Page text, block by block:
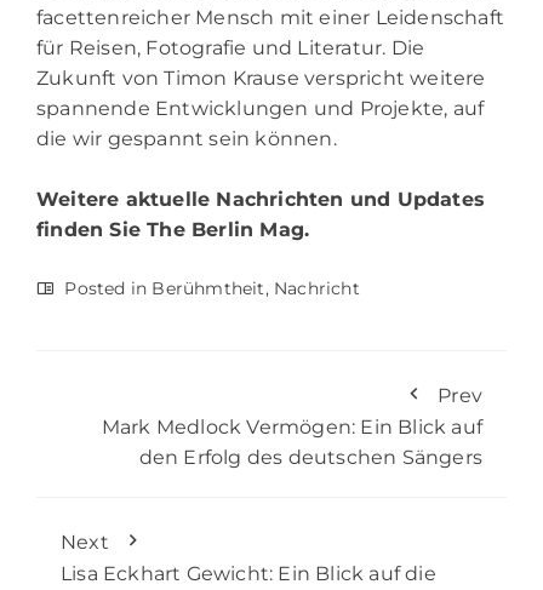
facettenreicher Mensch mit einer Leidenschaft
für Reisen, Fotografie und Literatur. Die
Zukunft von Timon Krause verspricht weitere
spannende Entwicklungen und Projekte, auf
die wir gespannt sein können.
Weitere aktuelle Nachrichten und Updates
finden SieThe Berlin Mag.
Posted in Berühmtheit, Nachricht
Prev
Mark Medlock Vermögen: Ein Blick auf
den Erfolg des deutschen Sängers
Next
Lisa Eckhart Gewicht: Ein Blick auf die